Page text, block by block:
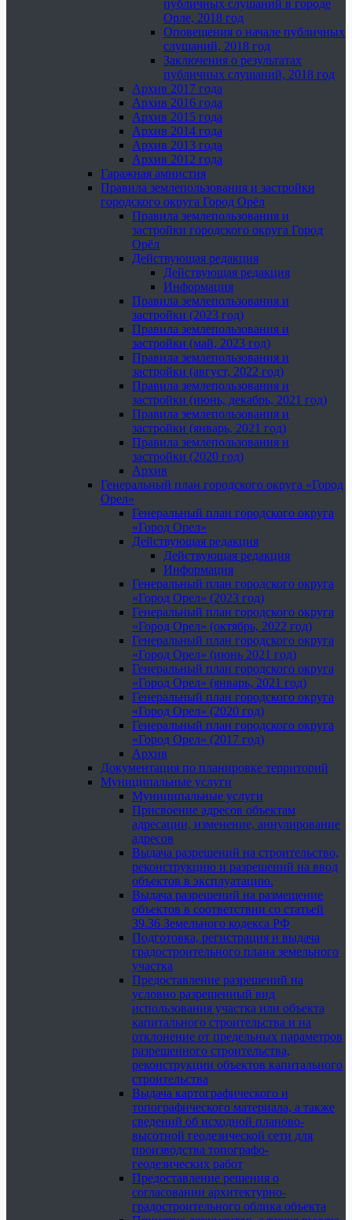
публичных слушаний в городе
Орле, 2018 год
Оповещения о начале публичных
слушаний, 2018 год
Заключения о результатах
публичных слушаний, 2018 год
Архив 2017 года
Архив 2016 года
Архив 2015 года
Архив 2014 года
Архив 2013 года
Архив 2012 года
Гаражная амнистия
Правила землепользования и застройки
городского округа Город Орёл
Правила землепользования и
застройки городского округа Город
Орёл
Действующая редакция
Действующая редакция
Информация
Правила землепользования и
застройки (2023 год)
Правила землепользования и
застройки (май, 2023 год)
Правила землепользования и
застройки (август, 2022 год)
Правила землепользования и
застройки (июнь, декабрь, 2021 год)
Правила землепользования и
застройки (январь, 2021 год)
Правила землепользования и
застройки (2020 год)
Архив
Генеральный план городского округа «Город
Орел»
Генеральный план городского округа
«Город Орел»
Действующая редакция
Действующая редакция
Информация
Генеральный план городского округа
«Город Орел» (2023 год)
Генеральный план городского округа
«Город Орел» (октябрь, 2022 год)
Генеральный план городского округа
«Город Орел» (июнь 2021 год)
Генеральный план городского округа
«Город Орел» (январь, 2021 год)
Генеральный план городского округа
«Город Орел» (2020 год)
Генеральный план городского округа
«Город Орел» (2017 год)
Архив
Документация по планировке территорий
Муниципальные услуги
Муниципальные услуги
Присвоение адресов объектам
адресации, изменение, аннулирование
адресов
Выдача разрешений на строительство,
реконструкцию и разрешений на ввод
объектов в эксплуатацию.
Выдача разрешений на размещение
объектов в соответствии со статьей
39.36 Земельного кодекса РФ
Подготовка, регистрация и выдача
градостроительного плана земельного
участка
Предоставление разрешений на
условно разрешенный вид
использования участка или объекта
капитального строительства и на
отклонение от предельных параметров
разрешенного строительства,
реконструкции объектов капитального
строительства
Выдача картографического и
топографического материала, а также
сведений об исходной планово-
высотной геодезической сети для
производства топографо-
геодезических работ
Предоставление решения о
согласовании архитектурно-
градостроительного облика объекта